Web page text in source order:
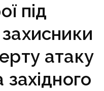
під
атаку
західного